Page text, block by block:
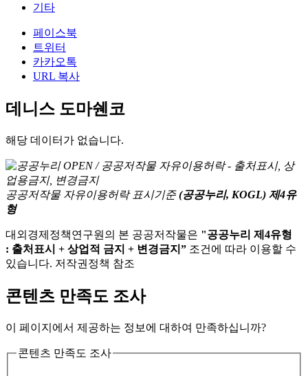
기타
페이스북
트위터
카카오톡
URL 복사
데니스 도마쉔코
해당 데이터가 없습니다.
공공저작물 자유이용허락 표시기준 (공공누리, KOGL) 제4유
형
대외경제정책연구원의 본 공공저작물은 "공공누리 제4유형
: 출처표시 + 상업적 금지 + 변경금지” 조건에 따라 이용할 수
있습니다. 저작권정책 참조
콘텐츠 만족도 조사
이 페이지에서 제공하는 정보에 대하여 만족하십니까?
콘텐츠 만족도 조사